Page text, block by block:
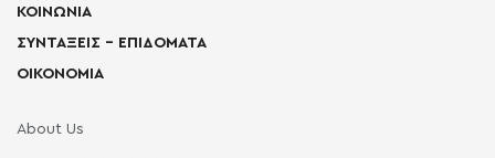
ΚΟΙΝΩΝΙΑ
ΣΥΝΤΑΞΕΙΣ – ΕΠΙΔΟΜΑΤΑ
ΟΙΚΟΝΟΜΙΑ
About Us